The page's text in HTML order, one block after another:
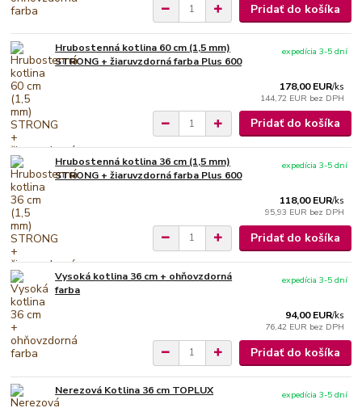
Pridať do košíka
Hrubostenná kotlina 60 cm (1,5 mm)
STRONG + žiaruvzdorná farba Plus 600
178,00 EUR/ks
144,72 EUR bez DPH
expedícia 3-5 dní
Pridať do košíka
Hrubostenná kotlina 36 cm (1,5 mm)
STRONG + žiaruvzdorná farba Plus 600
118,00 EUR/ks
95,93 EUR bez DPH
expedícia 3-5 dní
Pridať do košíka
Vysoká kotlina 36 cm + ohňovzdorná
farba
94,00 EUR/ks
76,42 EUR bez DPH
expedícia 3-5 dní
Pridať do košíka
Nerezová Kotlina 36 cm TOPLUX
expedícia 3-5 dní